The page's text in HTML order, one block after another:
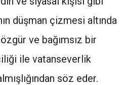
düşman çizmesi altında
ve bağımsız bir
ile vatanseverlik
söz eder.